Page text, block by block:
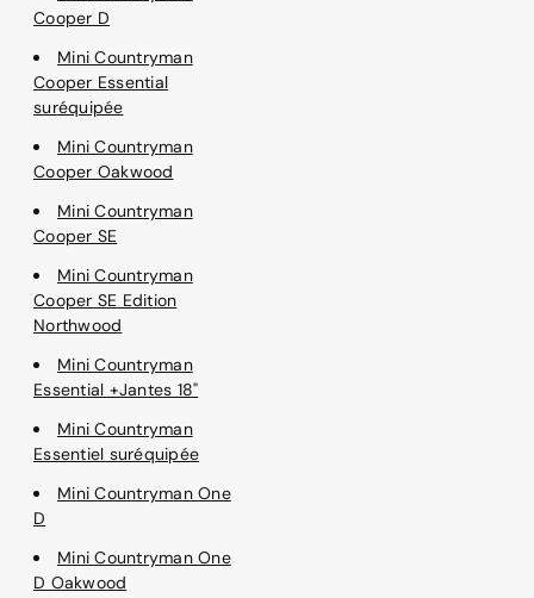
Cooper D
Mini Countryman
Cooper Essential
suréquipée
Mini Countryman
Cooper Oakwood
Mini Countryman
Cooper SE
Mini Countryman
Cooper SE Edition
Northwood
Mini Countryman
Essential +Jantes 18"
Mini Countryman
Essentiel suréquipée
Mini Countryman One
D
Mini Countryman One
D Oakwood